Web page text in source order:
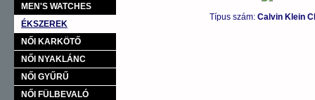
MEN'S WATCHES
ÉKSZEREK
NŐI KARKÖTŐ
NŐI NYAKLÁNC
NŐI GYŰRŰ
NŐI FÜLBEVALÓ
Típus szám: Calvin Klein